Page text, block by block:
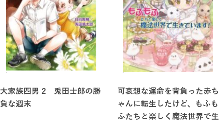
大家族四男 2 兎田士郎の勝
負な週末
可哀想な運命を背負った赤ち
ゃんに転生したけど、もふも
ふたちと楽しく魔法世界で生